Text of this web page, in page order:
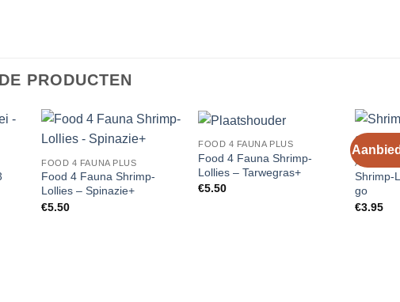
PRODUCTEN
FOOD 4 FAUNA PLUS
Food 4 Fauna Shrimp-
Lollies – Spinazie+
€5.50
Wishlist
FOOD 4 FAUNA PLUS
Food 4 Fauna Shrimp-
Lollies – Tarwegras+
€5.50
Shrimp-
go
€3.95